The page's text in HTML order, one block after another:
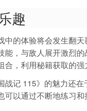
趣
中的体验将会发生翻
能，与敌人展开激烈
，利用秘籍获取的
战记 115》的魅力还
可以通过不断地练习